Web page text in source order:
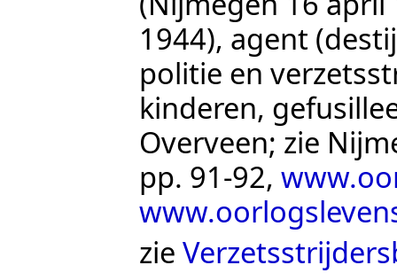
1944), agent
politie en
kinderen,
Overveen; zie
pp. 91-92,
zie